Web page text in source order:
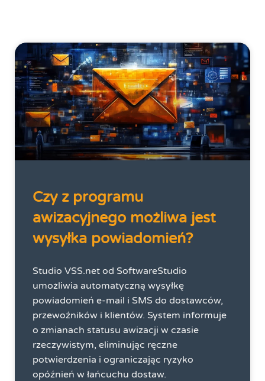
Czy z programu
awizacyjnego możliwa jest
wysyłka powiadomień?
Studio VSS.net od SoftwareStudio
umożliwia automatyczną wysyłkę
powiadomień e-mail i SMS do dostawców,
przewoźników i klientów. System informuje
o zmianach statusu awizacji w czasie
rzeczywistym, eliminując ręczne
potwierdzenia i ograniczając ryzyko
opóźnień w łańcuchu dostaw.